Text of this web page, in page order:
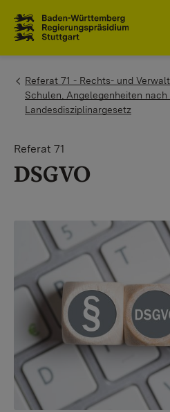
You are here:
Referat 71 - Rechts- und
Schulen, Angelegenheiten nach
Landesdisziplinargesetz
Referat 71
DSGVO